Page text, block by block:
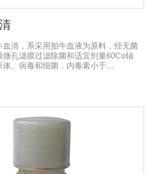
血清，系采用胎牛血液为原料，经无菌
微孔滤膜过滤除菌和适宜剂量60Co辐
体、病毒和细菌，内毒素小于
的培养、扩增和保藏、组织器官的分
体的制备和疫苗的研制及生产。质量
人民共和国药典》2020版、符合《中华
》2020版、欧洲药典、美国药典质量标
瓶保存：-15℃―-20℃有效期：5年注
用逐步解冻法（ -20℃→2-8℃→ 室
的产生使血清质量不会受到影响。